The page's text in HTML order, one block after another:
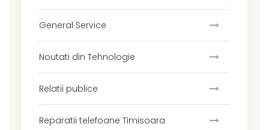
General Service
Noutati din Tehnologie
Relatii publice
Reparatii telefoane Timisoara